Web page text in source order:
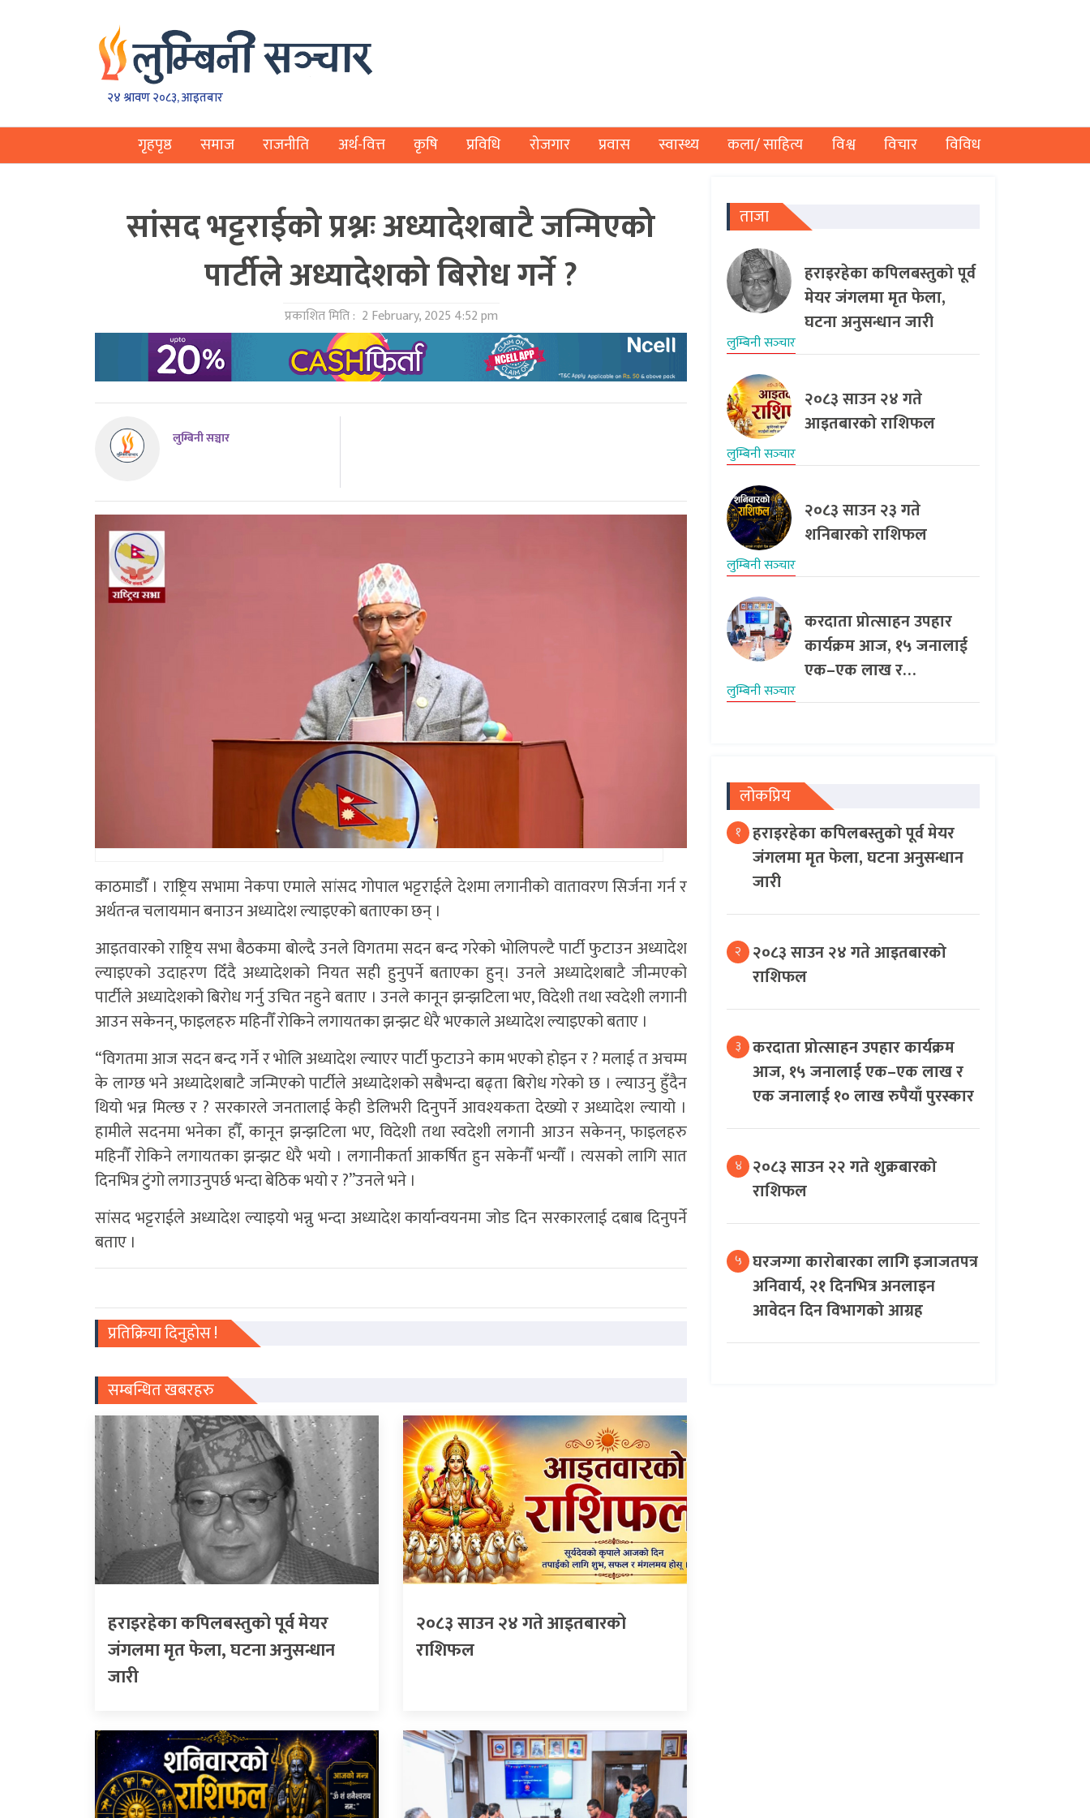
२४ श्रावण २०८३, आइतबार
गृहपृष्ठ समाज राजनीति अर्थ-वित्त कृषि प्रविधि रोजगार प्रवास स्वास्थ्य कला/ साहित्य विश्व विचार विविध
सांसद भट्टराईको प्रश्नः अध्यादेशबाटै जन्मिएको
पार्टीले अध्यादेशको बिरोध गर्ने ?
प्रकाशित मिति : 2 February, 2025 4:52 pm
लुम्बिनी सञ्चार
काठमाडाैँ । राष्ट्रिय सभामा नेकपा एमाले सांसद गोपाल भट्टराईले देशमा लगानीको वातावरण सिर्जना गर्न र
अर्थतन्त्र चलायमान बनाउन अध्यादेश ल्याइएको बताएका छन् ।
आइतवारको राष्ट्रिय सभा बैठकमा बोल्दै उनले विगतमा सदन बन्द गरेको भोलिपल्टै पार्टी फुटाउन अध्यादेश
ल्याइएको उदाहरण दिँदै अध्यादेशको नियत सही हुनुपर्ने बताएका हुन्। उनले अध्यादेशबाटै जीन्मएको
पार्टीले अध्यादेशको बिरोध गर्नु उचित नहुने बताए । उनले कानून झन्झटिला भए, विदेशी तथा स्वदेशी लगानी
आउन सकेनन्, फाइलहरु महिनौँ रोकिने लगायतका झन्झट धेरै भएकाले अध्यादेश ल्याइएको बताए ।
“विगतमा आज सदन बन्द गर्ने र भोलि अध्यादेश ल्याएर पार्टी फुटाउने काम भएको होइन र ? मलाई त अचम्म
के लाग्छ भने अध्यादेशबाटै जन्मिएको पार्टीले अध्यादेशको सबैभन्दा बढ्ता बिरोध गरेको छ । ल्याउनु हुँदैन
थियो भन्न मिल्छ र ? सरकारले जनतालाई केही डेलिभरी दिनुपर्ने आवश्यकता देख्यो र अध्यादेश ल्यायो ।
हामीले सदनमा भनेका हौँ, कानून झन्झटिला भए, विदेशी तथा स्वदेशी लगानी आउन सकेनन्, फाइलहरु
महिनौँ रोकिने लगायतका झन्झट धेरै भयो । लगानीकर्ता आकर्षित हुन सकेनौँ भन्यौँ । त्यसको लागि सात
दिनभित्र टुंगो लगाउनुपर्छ भन्दा बेठिक भयो र ?”उनले भने ।
सांसद भट्टराईले अध्यादेश ल्याइयो भन्नु भन्दा अध्यादेश कार्यान्वयनमा जोड दिन सरकारलाई दबाब दिनुपर्ने
बताए ।
प्रतिक्रिया दिनुहोस !
सम्बन्धित खबरहरु
हराइरहेका कपिलबस्तुको पूर्व मेयर
जंगलमा मृत फेला, घटना अनुसन्धान
जारी
२०८३ साउन २४ गते आइतबारको
राशिफल
ताजा
हराइरहेका कपिलबस्तुको पूर्व
मेयर जंगलमा मृत फेला,
घटना अनुसन्धान जारी
लुम्बिनी सञ्‍चार
२०८३ साउन २४ गते
आइतबारको राशिफल
लुम्बिनी सञ्‍चार
२०८३ साउन २३ गते
शनिबारको राशिफल
लुम्बिनी सञ्‍चार
करदाता प्रोत्साहन उपहार
कार्यक्रम आज, १५ जनालाई
एक–एक लाख र…
लुम्बिनी सञ्‍चार
लोकप्रिय
१ हराइरहेका कपिलबस्तुको पूर्व मेयर
जंगलमा मृत फेला, घटना अनुसन्धान
जारी
२ २०८३ साउन २४ गते आइतबारको
राशिफल
३ करदाता प्रोत्साहन उपहार कार्यक्रम
आज, १५ जनालाई एक–एक लाख र
एक जनालाई १० लाख रुपैयाँ पुरस्कार
४ २०८३ साउन २२ गते शुक्रबारको
राशिफल
५ घरजग्गा कारोबारका लागि इजाजतपत्र
अनिवार्य, २१ दिनभित्र अनलाइन
आवेदन दिन विभागको आग्रह